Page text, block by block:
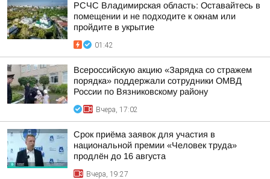
РСЧС Владимирская область: Оставайтесь в
помещении и не подходите к окнам или
пройдите в укрытие
01:42
Всероссийскую акцию «Зарядка со стражем
порядка» поддержали сотрудники ОМВД
России по Вязниковскому району
Вчера, 17:02
Срок приёма заявок для участия в
национальной премии «Человек труда»
продлён до 16 августа
Вчера, 19:27